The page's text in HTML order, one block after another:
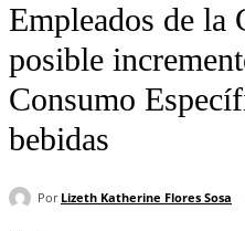
Empleados de la
posible
Consumo
bebidas
Por Lizeth Katherine Flores Sosa